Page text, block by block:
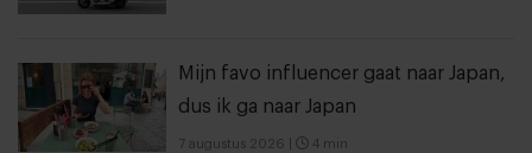
Mijn favo influencer gaat naar Japan,
dus ik ga naar Japan
7 augustus 2026 4 min